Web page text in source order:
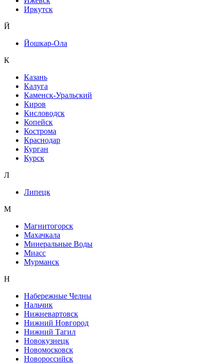
Иркутск
Й
Йошкар-Ола
К
Казань
Калуга
Каменск-Уральский
Киров
Кисловодск
Копейск
Кострома
Краснодар
Курган
Курск
Л
Липецк
М
Магнитогорск
Махачкала
Минеральные Воды
Миасс
Мурманск
Н
Набережные Челны
Нальчик
Нижневартовск
Нижний Новгород
Нижний Тагил
Новокузнецк
Новомосковск
Новороссийск